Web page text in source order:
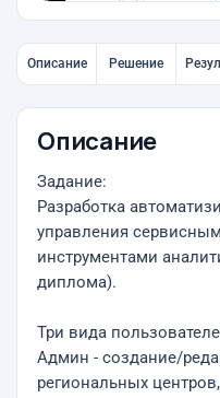
Описание Решение
Описание
Задание:
Разработка
управления
инструментами
диплома).
Три вида
Админ - создание/
региональных